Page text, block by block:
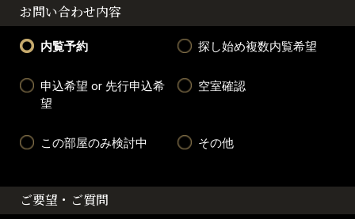
お問い合わせ内容
内覧予約 探し始め複数内覧希望
申込希望 or 先行申込希
望
空室確認
この部屋のみ検討中 その他
ご要望・ご質問